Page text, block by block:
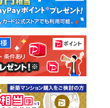
中古一戸建て
土地